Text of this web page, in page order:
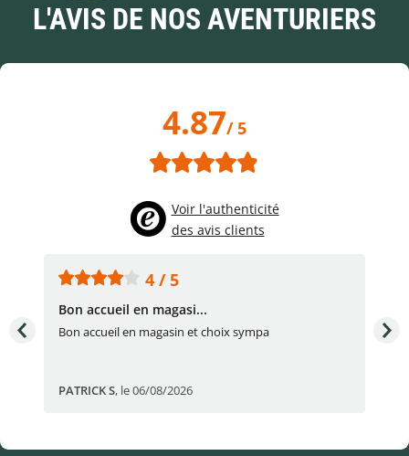
L'AVIS DE NOS AVENTURIERS
4.87/ 5
Voir l'authenticité
des avis clients
4 / 5
Bon accueil en magasi...
Bon accueil en magasin et choix sympa
PATRICK S, le 06/08/2026